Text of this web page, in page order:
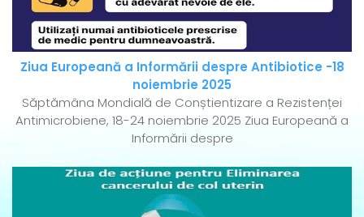
Ziua Europeană a Informării despre Antibiotice -18
noiembrie 2025
Săptămâna Mondială de Conștientizare a Rezistenței
Antimicrobiene, 18-24 noiembrie 2025 Ziua Europeană a
Informării despre